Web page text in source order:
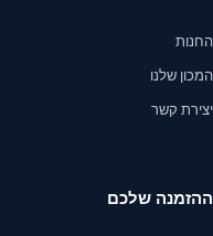
שלנו
קשר
שלכם